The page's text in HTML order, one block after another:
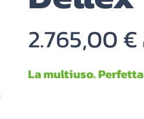
2.765,00 €
La multiuso.